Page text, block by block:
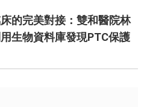
的完美對接：雙和醫院林
生物資料庫發現PTC保護